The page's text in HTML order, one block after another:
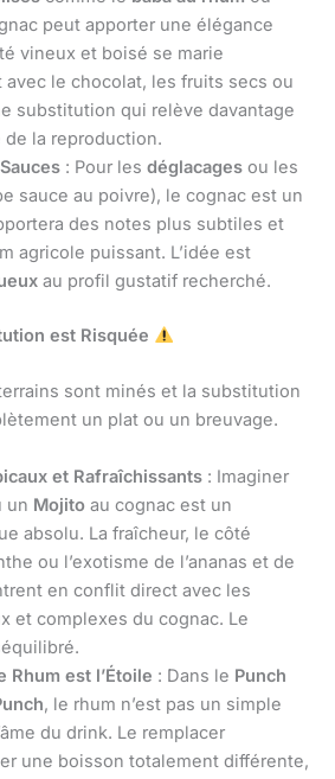
peut apporter une élégance
vineux et boisé se marie
le chocolat, les fruits secs ou
substitution qui relève davantage
la reproduction.
: Pour les déglacages ou les
sauce au poivre), le cognac est un
des notes plus subtiles et
agricole puissant. L’idée est
au profil gustatif recherché.
est Risquée
sont minés et la substitution
un plat ou un breuvage.
et Rafraîchissants : Imaginer
un Mojito au cognac est un
absolu. La fraîcheur, le côté
ou l’exotisme de l’ananas et de
en conflit direct avec les
et complexes du cognac. Le
Rhum est l’Étoile : Dans le Punch
, le rhum n’est pas un simple
du drink. Le remplacer
une boisson totalement différente,